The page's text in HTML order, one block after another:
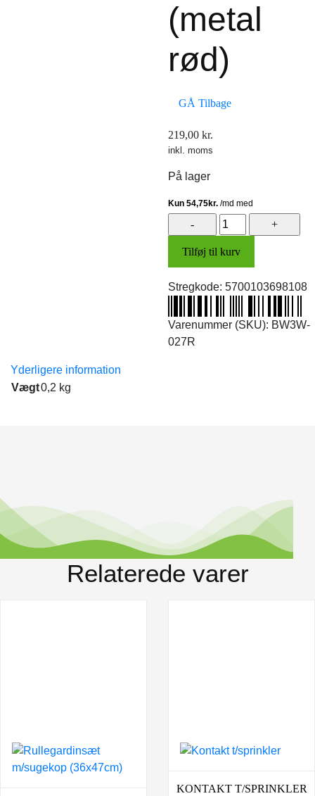
(metal
rød)
GÅ Tilbage
219,00 kr.
inkl. moms
På lager
Klap
o/ladestik
(metal
rød)
antal
Tilføj til kurv
Stregkode: 5700103698108
Varenummer (SKU): BW3W-
027R
Yderligere information
Vægt0,2 kg
Relaterede varer
KONTAKT T/SPRINKLER